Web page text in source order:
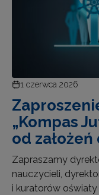
1 czerwca 2026
„Kompas
od
Zapraszamy
nauczycieli,
i kuratorów oświaty